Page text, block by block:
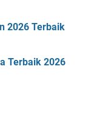
2026 Terbaik
Terbaik 2026